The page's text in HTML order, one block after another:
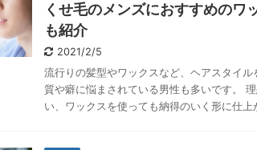
くせ毛のメンズにおすすめのワ
も紹介
2021/2/5
流行りの髪型やワックスなど、ヘアスタイ
質や癖に悩まされている男性も多いです。
い、ワックスを使っても納得のいく形に仕